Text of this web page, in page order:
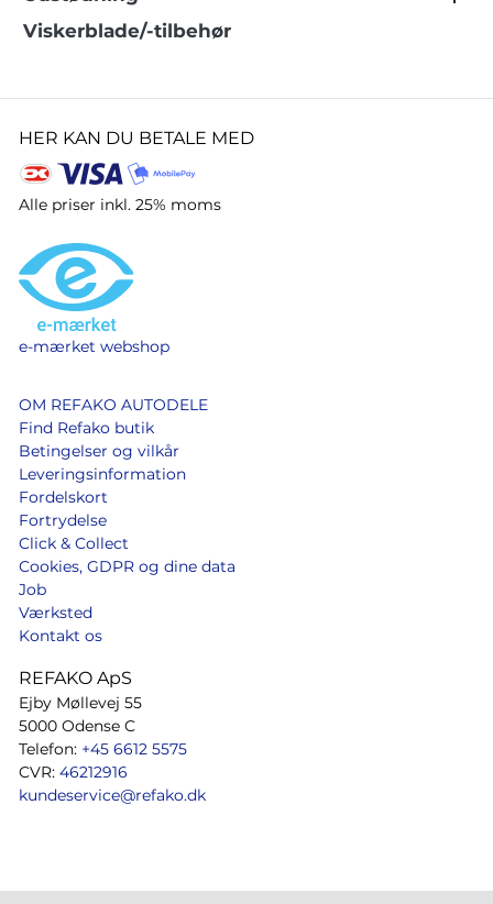
Viskerblade/-tilbehør
HER KAN DU BETALE MED
Alle priser inkl. 25% moms
e-mærket webshop
OM REFAKO AUTODELE
Find Refako butik
Betingelser og vilkår
Leveringsinformation
Fordelskort
Fortrydelse
Click & Collect
Cookies, GDPR og dine data
Job
Værksted
Kontakt os
REFAKO ApS
Ejby Møllevej 55
5000 Odense C
Telefon: +45 6612 5575
CVR: 46212916
kundeservice@refako.dk